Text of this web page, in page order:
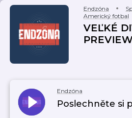
Endzóna
Americký fotbal
VEĽKÉ
Endzóna
Poslechněte si